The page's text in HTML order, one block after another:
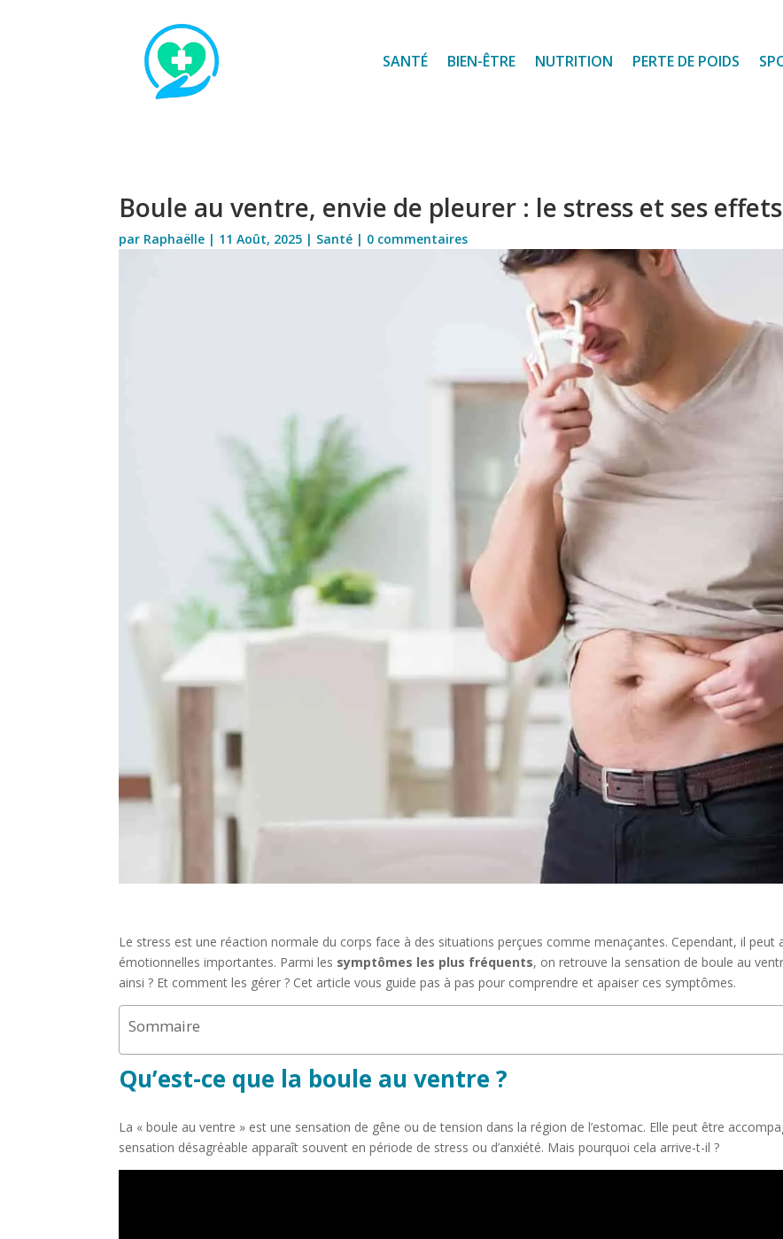
SANTÉ BIEN-ÊTRE NUTRITION PERTE DE POIDS
Boule au ventre, envie de pleurer : le stress et ses
par Raphaëlle | 11 Août, 2025 | Santé | 0 commentaires
Le stress est une réaction normale du corps face à des situations perçues comme menaçantes. Cependant, il peut
émotionnelles importantes. Parmi les symptômes les plus fréquents, on retrouve la sensation de boule au
ainsi ? Et comment les gérer ? Cet article vous guide pas à pas pour comprendre et apaiser ces symptômes.
Sommaire
Qu’est-ce que la boule au ventre ?
La « boule au ventre » est une sensation de gêne ou de tension dans la région de l’estomac. Elle peut être
sensation désagréable apparaît souvent en période de stress ou d’anxiété. Mais pourquoi cela arrive-t-il ?